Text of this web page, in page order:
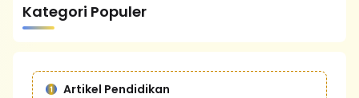
Kategori Populer
Artikel Pendidikan